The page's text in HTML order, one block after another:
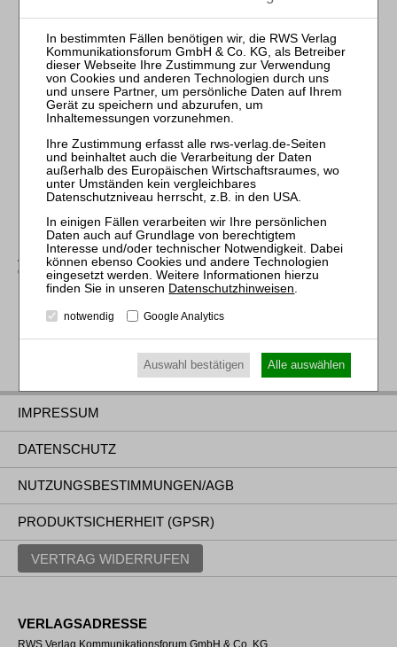
Keine Auszahlung von Guthaben aus vererbten Alt-
Sparbüchern bei erkennbar ins Blaue hinein aufgestellter
Behauptung vom Bestehen des Sparguthabens(LS)
ZBB 2004, 64
Formgerechte Erklärung einer Sparkasse(LS)
ZBB 2001, 386
ZWeR – Zeitschrift für Wettbewerbsrecht / Journal of
Competition Law
IMPRESSUM
DATENSCHUTZ
NUTZUNGSBESTIMMUNGEN/AGB
PRODUKTSICHERHEIT (GPSR)
VERTRAG WIDERRUFEN
VERLAGSADRESSE
RWS Verlag Kommunikationsforum GmbH & Co. KG
Datenschutzhinweisen.
notwendig Google Analytics
Auswahl bestätigen Alle auswählen